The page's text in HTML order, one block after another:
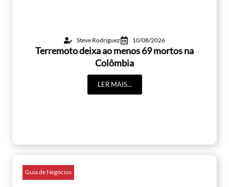
Steve Rodríguez 10/08/2026
Terremoto deixa ao menos 69 mortos na
Colômbia
LER MAIS...
Guia de Negócios